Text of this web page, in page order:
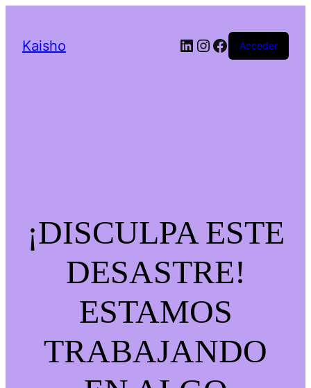
Kaisho LinkedIn
Instagram
Facebook
Acceder
¡DISCULPA ESTE
DESASTRE!
ESTAMOS
TRABAJANDO